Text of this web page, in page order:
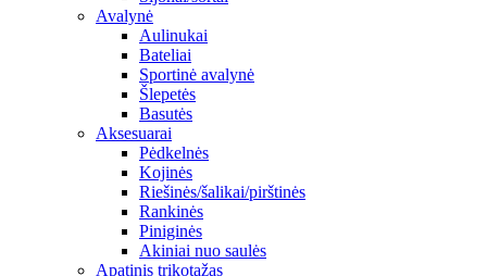
Avalynė
Aulinukai
Bateliai
Sportinė avalynė
Šlepetės
Basutės
Aksesuarai
Pėdkelnės
Kojinės
Riešinės/šalikai/pirštinės
Rankinės
Piniginės
Akiniai nuo saulės
Apatinis trikotažas